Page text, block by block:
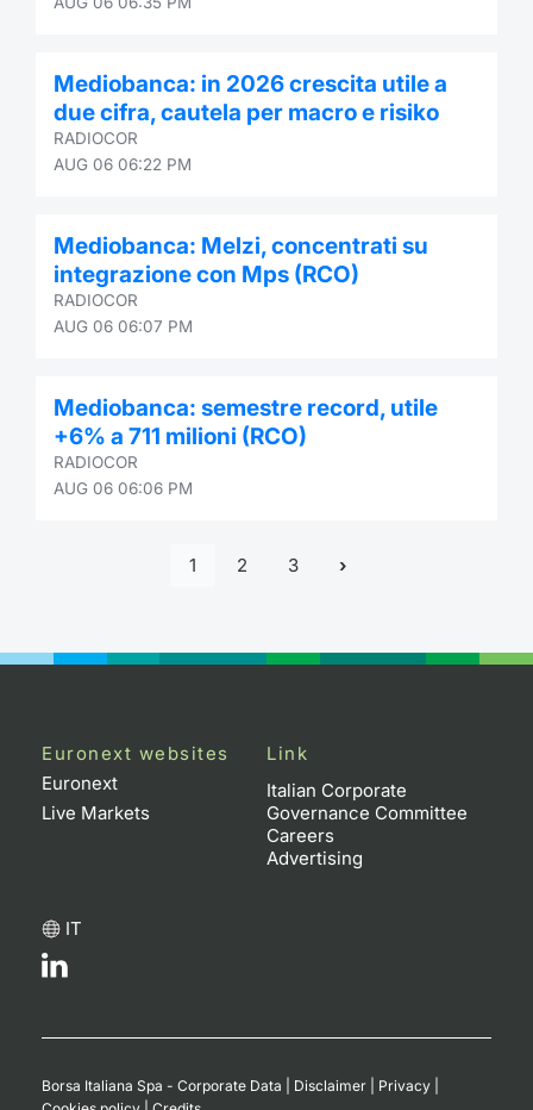
Mediobanca: in 2026 crescita utile a
due cifra, cautela per macro e risiko
RADIOCOR
AUG 06 06:22 PM
Mediobanca: Melzi, concentrati su
integrazione con Mps (RCO)
RADIOCOR
AUG 06 06:07 PM
Mediobanca: semestre record, utile
+6% a 711 milioni (RCO)
RADIOCOR
AUG 06 06:06 PM
1 2 3
Euronext websites
Euronext
Live Markets
Link
Italian Corporate
Governance Committee
Careers
Advertising
IT
Borsa Italiana Spa - Corporate Data Disclaimer Privacy